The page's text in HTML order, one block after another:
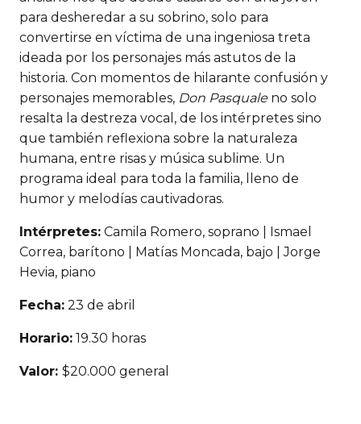
para desheredar a su sobrino, solo para
convertirse en víctima de una ingeniosa treta
ideada por los personajes más astutos de la
historia. Con momentos de hilarante confusión y
personajes memorables, Don Pasqualeno solo
resalta la destreza vocal, de los intérpretes sino
que también reflexiona sobre la naturaleza
humana, entre risas y música sublime. Un
programa ideal para toda la familia, lleno de
humor y melodías cautivadoras.
Intérpretes: Camila Romero, soprano | Ismael
Correa, barítono | Matías Moncada, bajo | Jorge
Hevia, piano
Fecha: 23 de abril
Horario: 19.30 horas
Valor: $20.000 general